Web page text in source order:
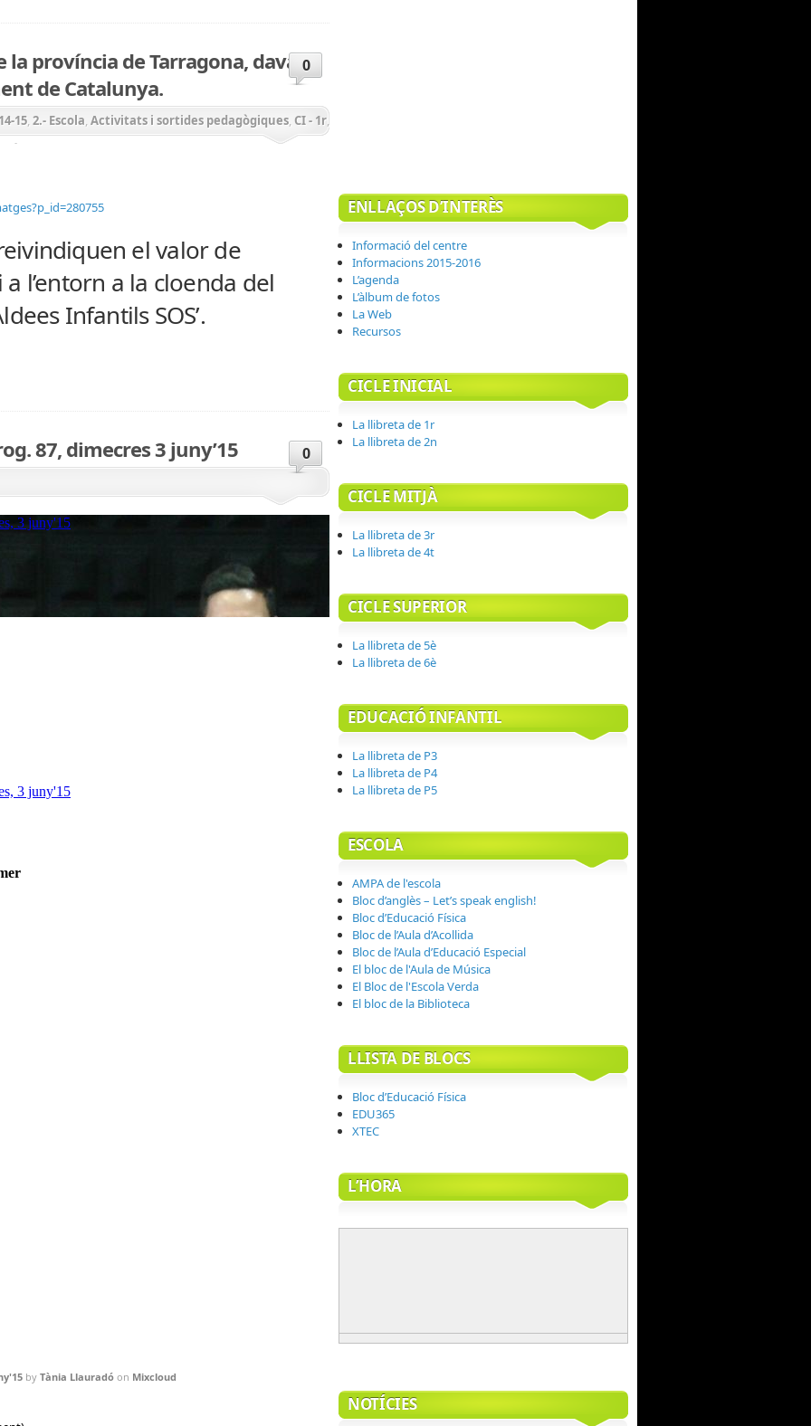
la província de Tarragona, davant
de Catalunya.
0
15, 2.- Escola, Activitats i sortides pedagògiques, CI - 1r,
- 6è
el valor de
l’entorn a la cloenda del
Infantils SOS’.
87, dimecres 3 juny’15 0
by Tània Llauradó on Mixcloud
ENLLAÇOS D’INTERÈS
Informació del centre
Informacions 2015-2016
L’agenda
L’àlbum de fotos
La Web
Recursos
CICLE INICIAL
La llibreta de 1r
La llibreta de 2n
CICLE MITJÀ
La llibreta de 3r
La llibreta de 4t
CICLE SUPERIOR
La llibreta de 5è
La llibreta de 6è
EDUCACIÓ INFANTIL
La llibreta de P3
La llibreta de P4
La llibreta de P5
ESCOLA
AMPA de l'escola
Bloc d’anglès – Let’s speak english!
Bloc d’Educació Física
Bloc de l’Aula d’Acollida
Bloc de l’Aula d’Educació Especial
El bloc de l'Aula de Música
El Bloc de l'Escola Verda
El bloc de la Biblioteca
LLISTA DE BLOCS
Bloc d’Educació Física
EDU365
XTEC
L’HORA
NOTÍCIES